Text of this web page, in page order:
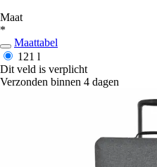
Maat
*
Maattabel
121 l
Dit veld is verplicht
Verzonden binnen 4 dagen